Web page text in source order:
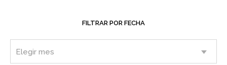
FILTRAR POR FECHA